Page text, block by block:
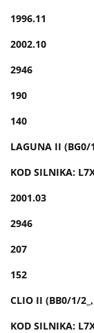
1996.11
2002.10
2946
190
140
LAGUNA II (BG0/
KOD SILNIKA:
2001.03
2946
207
152
CLIO II (BB0/1/
KOD SILNIKA: